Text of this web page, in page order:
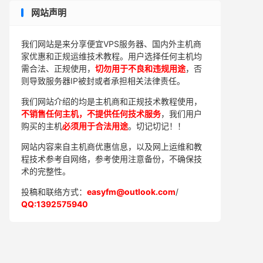
网站声明
我们网站是来分享便宜VPS服务器、国内外主机商
家优惠和正规运维技术教程。用户选择任何主机均
需合法、正规使用， 切勿用于不良和违规用途，否
则导致服务器IP被封或者承担相关法律责任。
我们网站介绍的均是主机商和正规技术教程使用，
不销售任何主机，不提供任何技术服务，我们用户
购买的主机必须用于合法用途。切记切记！！
网站内容来自主机商优惠信息，以及网上运维和教
程技术参考自网络，参考使用注意备份，不确保技
术的完整性。
投稿和联络方式： easyfm@outlook.com/
QQ:1392575940